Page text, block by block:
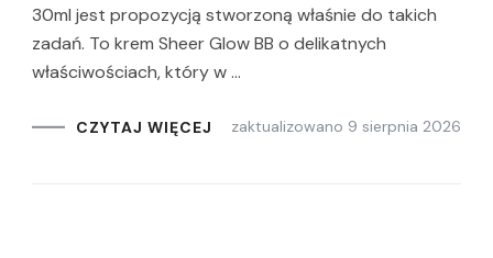
30ml jest propozycją stworzoną właśnie do takich
zadań. To krem Sheer Glow BB o delikatnych
właściwościach, który w …
CZYTAJ WIĘCEJ zaktualizowano 9 sierpnia 2026